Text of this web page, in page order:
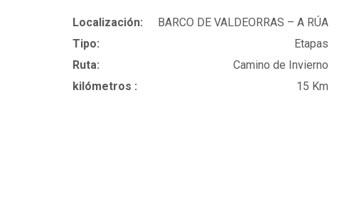
Localización:
BARCO DE VALDEORRAS – A RÚA
Tipo:
Etapas
Ruta:
Camino de Invierno
kilómetros :
15 Km